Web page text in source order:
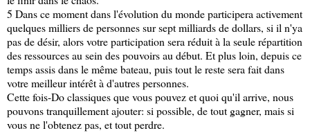
5 Dans ce moment dans l'évolution du monde participera activement
quelques milliers de personnes sur sept milliards de dollars, si il n'ya
pas de désir, alors votre participation sera réduit à la seule répartition
des ressources au sein des pouvoirs au début. Et plus loin, depuis ce
temps assis dans le même bateau, puis tout le reste sera fait dans
votre meilleur intérêt à d'autres personnes.
Cette fois-Do classiques que vous pouvez et quoi qu'il arrive, nous
pouvons tranquillement ajouter: si possible, de tout gagner, mais si
vous ne l'obtenez pas, et tout perdre.